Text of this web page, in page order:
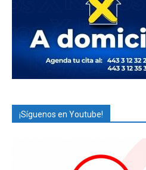
¡Síguenos en Youtube!